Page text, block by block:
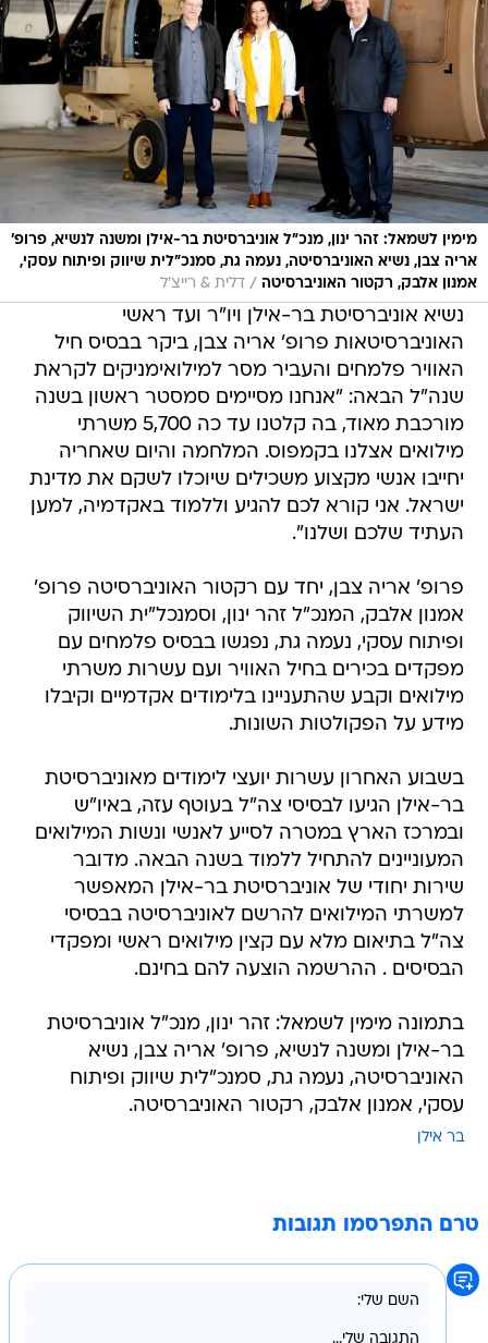
מימין לשמאל: זהר ינון, מנכ"ל אוניברסיטת בר-אילן ומשנה לנשיא, פרופ'
אריה צבן, נשיא האוניברסיטה, נעמה גת, סמנכ"לית שיווק ופיתוח עסקי,
אמנון אלבק, רקטור האוניברסיטה / דלית & רייצ'ל
נשיא אוניברסיטת בר-אילן ויו"ר ועד ראשי
האוניברסיטאות פרופ' אריה צבן, ביקר בבסיס חיל
האוויר פלמחים והעביר מסר למילואימניקים לקראת
שנה"ל הבאה: "אנחנו מסיימים סמסטר ראשון בשנה
מורכבת מאוד, בה קלטנו עד כה 5,700 משרתי
מילואים אצלנו בקמפוס. המלחמה והיום שאחריה
יחייבו אנשי מקצוע משכילים שיוכלו לשקם את מדינת
ישראל. אני קורא לכם להגיע וללמוד באקדמיה, למען
העתיד שלכם ושלנו".
פרופ' אריה צבן, יחד עם רקטור האוניברסיטה פרופ'
אמנון אלבק, המנכ"ל זהר ינון, וסמנכל"ית השיווק
ופיתוח עסקי, נעמה גת, נפגשו בבסיס פלמחים עם
מפקדים בכירים בחיל האוויר ועם עשרות משרתי
מילואים וקבע שהתעניינו בלימודים אקדמיים וקיבלו
מידע על הפקולטות השונות.
בשבוע האחרון עשרות יועצי לימודים מאוניברסיטת
בר-אילן הגיעו לבסיסי צה"ל בעוטף עזה, באיו"ש
ובמרכז הארץ במטרה לסייע לאנשי ונשות המילואים
המעוניינים להתחיל ללמוד בשנה הבאה. מדובר
שירות יחודי של אוניברסיטת בר-אילן המאפשר
למשרתי המילואים להרשם לאוניברסיטה בבסיסי
צה"ל בתיאום מלא עם קצין מילואים ראשי ומפקדי
הבסיסים . ההרשמה הוצעה להם בחינם.
בתמונה מימין לשמאל: זהר ינון, מנכ"ל אוניברסיטת
בר-אילן ומשנה לנשיא, פרופ' אריה צבן, נשיא
האוניברסיטה, נעמה גת, סמנכ"לית שיווק ופיתוח
עסקי, אמנון אלבק, רקטור האוניברסיטה.
בר אילן
טרם התפרסמו תגובות